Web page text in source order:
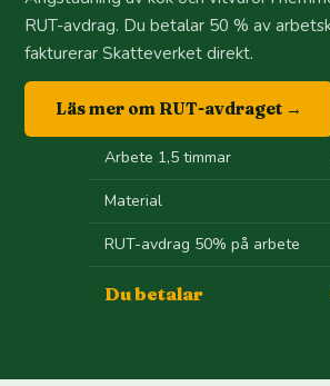
RUT-avdrag. Du betalar 50 % av
fakturerar Skatteverket direkt.
Läs mer om RUT-avdraget →
Arbete 1,5 timmar
Material
RUT-avdrag 50% på arbete
Du betalar